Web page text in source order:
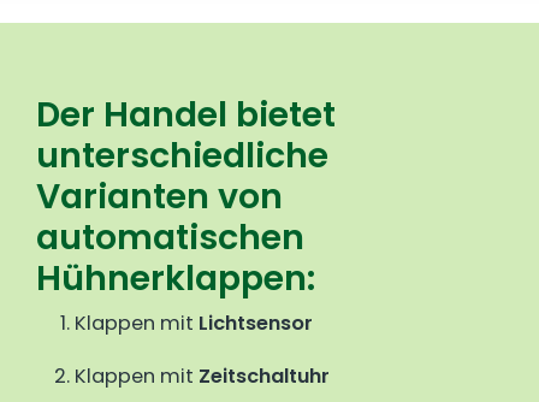
Der Handel bietet
unterschiedliche
Varianten von
automatischen
Hühnerklappen:
Klappen mit Lichtsensor
Klappen mit Zeitschaltuhr